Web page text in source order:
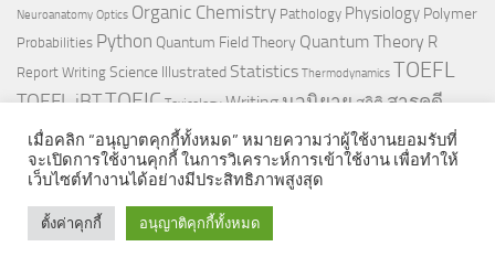
Neuroanatomy Optics Organic Chemistry Pathology Physiology Polymer
Probabilities Python Quantum Field Theory Quantum Theory R
Report Writing Science Illustrated Statistics Thermodynamics TOEFL
TOEFL iBTTOEIC Toxicology Writingนวนิยายสถิติสารคดี
© 2026. All Rights Reserved.
เมื่อคลิก “อนุญาตคุกกี้ทั้งหมด” หมายความว่าผู้ใช้งานยอมรับที่
จะเปิดการใช้งานคุกกี้ ในการวิเคราะห์การเข้าใช้งาน เพื่อทำให้
เว็บไซต์ทำงานได้อย่างมีประสิทธิภาพสูงสุด
ตั้งค่าคุกกี้ อนุญาติคุกกี้ทั้งหมด